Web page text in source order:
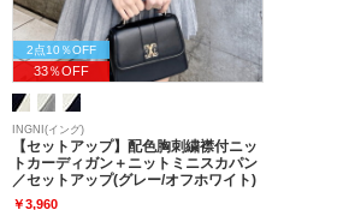
2点10％OFF
33％OFF
INGNI(イング)
【セットアップ】配色胸刺繍襟付ニッ
トカーディガン＋ニットミニスカパン
／セットアップ(グレー/オフホワイト)
￥3,960